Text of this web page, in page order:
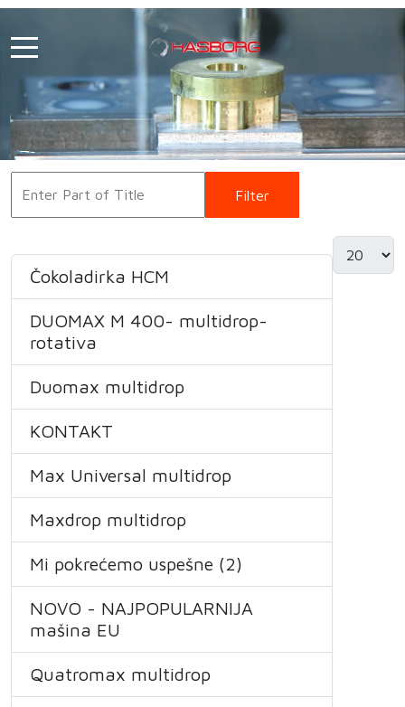
Filter
Čokoladirka HCM
DUOMAX M 400- multidrop-
rotativa
Duomax multidrop
KONTAKT
Max Universal multidrop
Maxdrop multidrop
Mi pokrećemo uspešne (2)
NOVO - NAJPOPULARNIJA
mašina EU
Quatromax multidrop